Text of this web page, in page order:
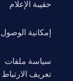
حقيبة الإعلام
إمكانية الوصول
سياسة ملفات
تعريف الارتباط